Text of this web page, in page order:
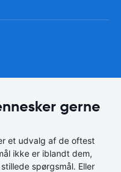
gerne
et udvalg af de oftest
ikke er iblandt dem,
spørgsmål. Eller